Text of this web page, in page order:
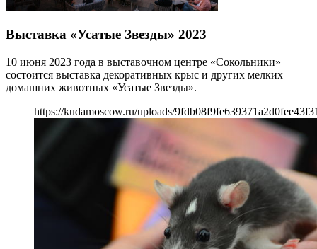
Выставка «Усатые Звезды» 2023
10 июня 2023 года в выставочном центре «Сокольники»
состоится выставка декоративных крыс и других мелких
домашних животных «Усатые Звезды».
https://kudamoscow.ru/uploads/